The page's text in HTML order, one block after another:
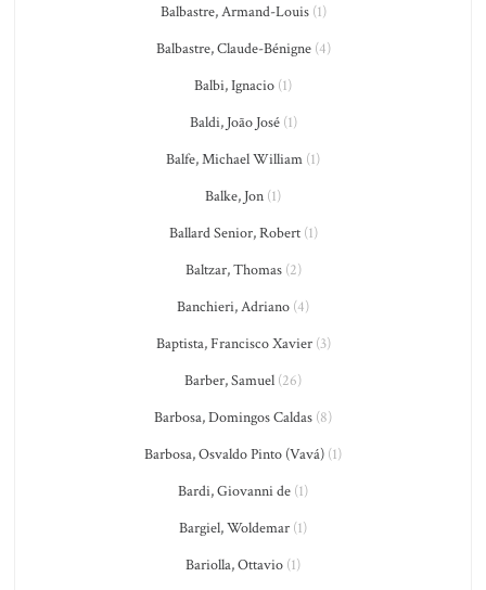
Balbastre, Armand-Louis(1)
Balbastre, Claude-Bénigne(4)
Balbi, Ignacio (1)
Baldi, João José(1)
Balfe, Michael William (1)
Balke, Jon (1)
Ballard Senior, Robert(1)
Baltzar, Thomas(2)
Banchieri, Adriano (4)
Baptista, Francisco Xavier(3)
Barber, Samuel (26)
Barbosa, Domingos Caldas (8)
Barbosa, Osvaldo Pinto (Vavá) (1)
Bardi, Giovanni de (1)
Bargiel, Woldemar (1)
Bariolla, Ottavio (1)